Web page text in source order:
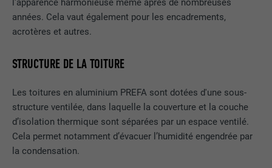
l'apparence harmonieuse même après de nombreuses
années. Cela vaut également pour les encadrements,
acrotères et autres.
STRUCTURE DE LA TOITURE
Les toitures en aluminium PREFA sont dotées d'une sous-
structure ventilée, dans laquelle la couverture et la couche
d’isolation thermique sont séparées par un espace ventilé.
Cela permet notamment d’évacuer l’humidité engendrée par
la condensation.
UTILITÉ
appareils mobiles afin de permettre un
suivi se basant sur une localisation GPS
FOURNISSEUR YouTube
179 jours